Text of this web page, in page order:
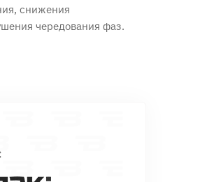
снижения
чередования фаз.